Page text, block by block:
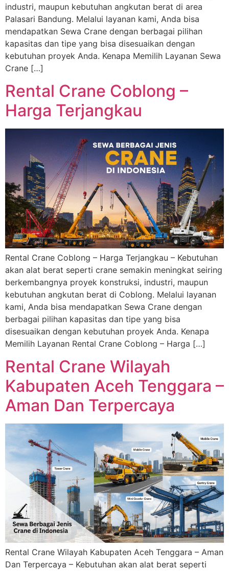
industri, maupun kebutuhan angkutan berat di area
Palasari Bandung. Melalui layanan kami, Anda bisa
mendapatkan Sewa Crane dengan berbagai pilihan
kapasitas dan tipe yang bisa disesuaikan dengan
kebutuhan proyek Anda. Kenapa Memilih Layanan Sewa
Crane […]
Rental Crane Coblong –
Harga Terjangkau
Rental Crane Coblong – Harga Terjangkau – Kebutuhan
akan alat berat seperti crane semakin meningkat seiring
berkembangnya proyek konstruksi, industri, maupun
kebutuhan angkutan berat di Coblong. Melalui layanan
kami, Anda bisa mendapatkan Sewa Crane dengan
berbagai pilihan kapasitas dan tipe yang bisa
disesuaikan dengan kebutuhan proyek Anda. Kenapa
Memilih Layanan Rental Crane Coblong – Harga […]
Rental Crane Wilayah
Kabupaten Aceh Tenggara –
Aman Dan Terpercaya
Rental Crane Wilayah Kabupaten Aceh Tenggara – Aman
Dan Terpercaya – Kebutuhan akan alat berat seperti